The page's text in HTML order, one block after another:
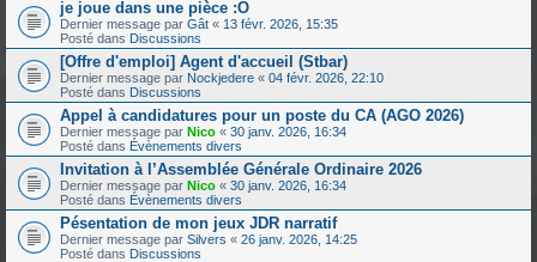
je joue dans une pièce :O
Dernier message par Gât « 13 févr. 2026, 15:35
Posté dans Discussions
[Offre d'emploi] Agent d'accueil (Stbar)
Dernier message par Nockjedere « 04 févr. 2026, 22:10
Posté dans Discussions
Appel à candidatures pour un poste du CA (AGO 2026)
Dernier message par Nico « 30 janv. 2026, 16:34
Posté dans Évènements divers
Invitation à l’Assemblée Générale Ordinaire 2026
Dernier message par Nico « 30 janv. 2026, 16:34
Posté dans Évènements divers
Pésentation de mon jeux JDR narratif
Dernier message par Silvers « 26 janv. 2026, 14:25
Posté dans Discussions